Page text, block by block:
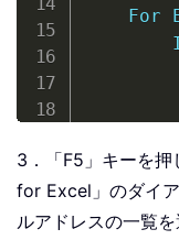
For
3．「F5」キーを
for Excel」のダイ
ルアドレスの一覧